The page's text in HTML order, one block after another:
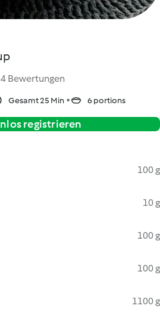
Bewertungen
Gesamt 25 Min 6 portions
registrieren
100 g
10 g
100 g
100 g
1100 g